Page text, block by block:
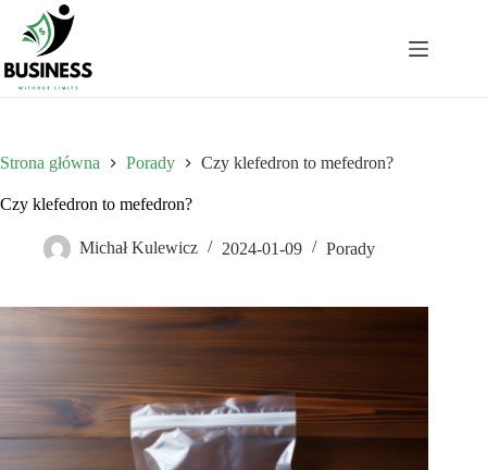
Przejdź
treści
Strona główna Porady Czy klefedron to mefedron?
Czy klefedron to mefedron?
Michał Kulewicz 2024-01-09 Porady